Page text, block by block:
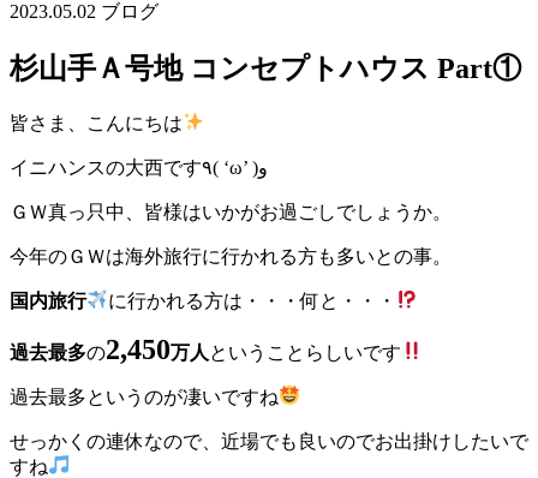
2023.05.02 ブログ
杉山手Ａ号地 コンセプトハウス Part①
皆さま、こんにちは
イニハンスの大西です٩( ‘ω’ )و
ＧＷ真っ只中、皆様はいかがお過ごしでしょうか。
今年のＧＷは海外旅行に行かれる方も多いとの事。
国内旅行 に行かれる方は・・・何と・・・
過去最多の2,450万人 ということらしいです
過去最多というのが凄いですね
せっかくの連休なので、近場でも良いのでお出掛けしたいで
すね